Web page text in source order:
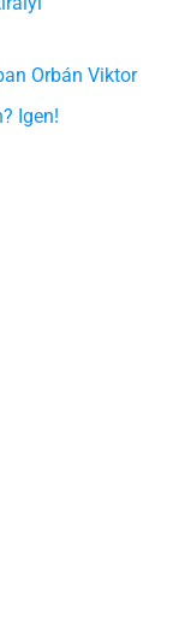
Orbán Viktor
Igen!